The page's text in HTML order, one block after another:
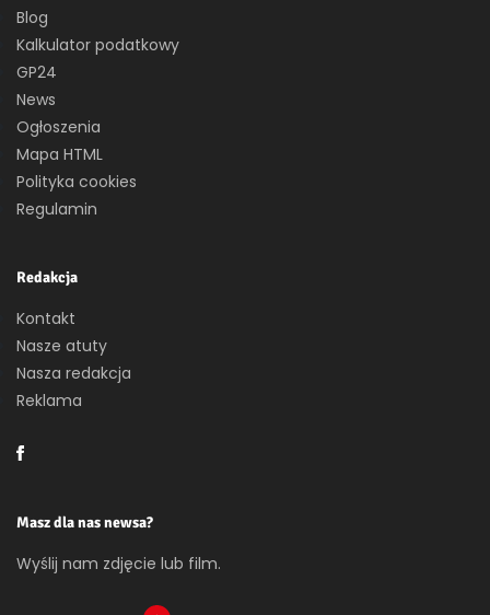
Blog
Kalkulator podatkowy
GP24
News
Ogłoszenia
Mapa HTML
Polityka cookies
Regulamin
Redakcja
Kontakt
Nasze atuty
Nasza redakcja
Reklama
Masz dla nas newsa?
Wyślij nam zdjęcie lub film.